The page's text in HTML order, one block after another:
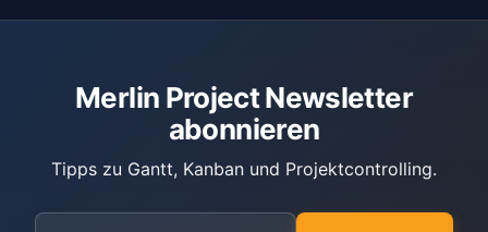
Merlin Project Newsletter
abonnieren
Tipps zu Gantt, Kanban und Projektcontrolling.